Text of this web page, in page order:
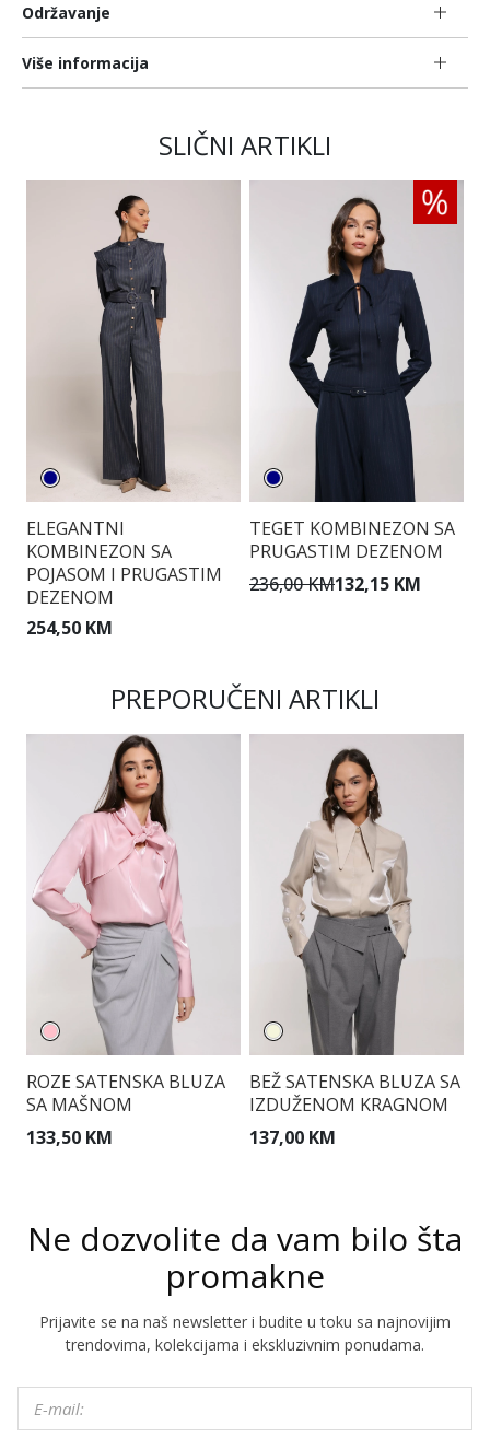
Održavanje
Više informacija
SLIČNI ARTIKLI
ELEGANTNI
KOMBINEZON SA
POJASOM I PRUGASTIM
DEZENOM
254,50 KM
TEGET KOMBINEZON SA
PRUGASTIM DEZENOM
236,00 KM132,15 KM
PREPORUČENI ARTIKLI
ROZE SATENSKA BLUZA
SA MAŠNOM
133,50 KM
BEŽ SATENSKA BLUZA SA
IZDUŽENOM KRAGNOM
137,00 KM
Ne dozvolite da vam bilo šta
promakne
Prijavite se na naš newsletter i budite u toku sa najnovijim
trendovima, kolekcijama i ekskluzivnim ponudama.